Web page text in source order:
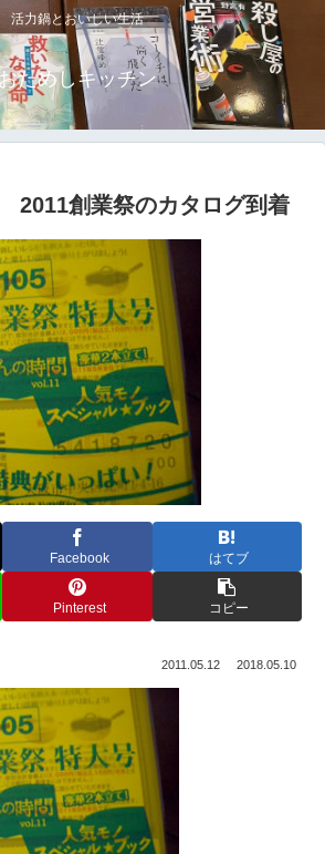
活力鍋とおいしい生活
ためしキッチン
2011創業祭のカタログ到着
Facebook はてブ
Pinterest コピー
2011.05.12 2018.05.10